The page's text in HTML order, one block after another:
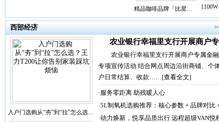
精品咖啡品牌「比星…
西部经济
入户门选购从“夯”到“拉”怎么选…
农业银行幸福里支行开展商户
农业银行幸福里支行开展商户专属金
专项宣传活动 结合网点周边沿街商铺、个
户日常结算、收款……[查看全文]
·服务零距离 助残暖人心
·5L制氧机选购推荐：核心参数 + 品牌对比
·动力焕新，悦享品质出行 远程超级VAN